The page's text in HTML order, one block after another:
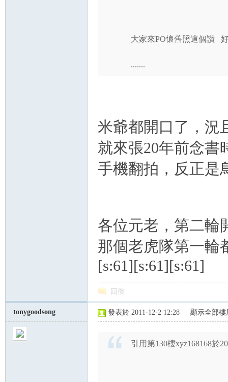
大家來PO懷舊照這個讚
.......
米爺都開口了，況
就來張20年前念書
手機翻拍，反正是
各位元老，第二輪
那個老虎隊第一輪
[s:61][s:61][s:61]
回復
tonygoodsong 發表於 2011-12-2 12:28 顯示全部樓
引用第130樓xyz168168於